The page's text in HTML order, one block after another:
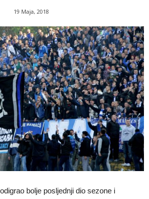
19 Maja, 2018
bolje posljednji dio sezone i